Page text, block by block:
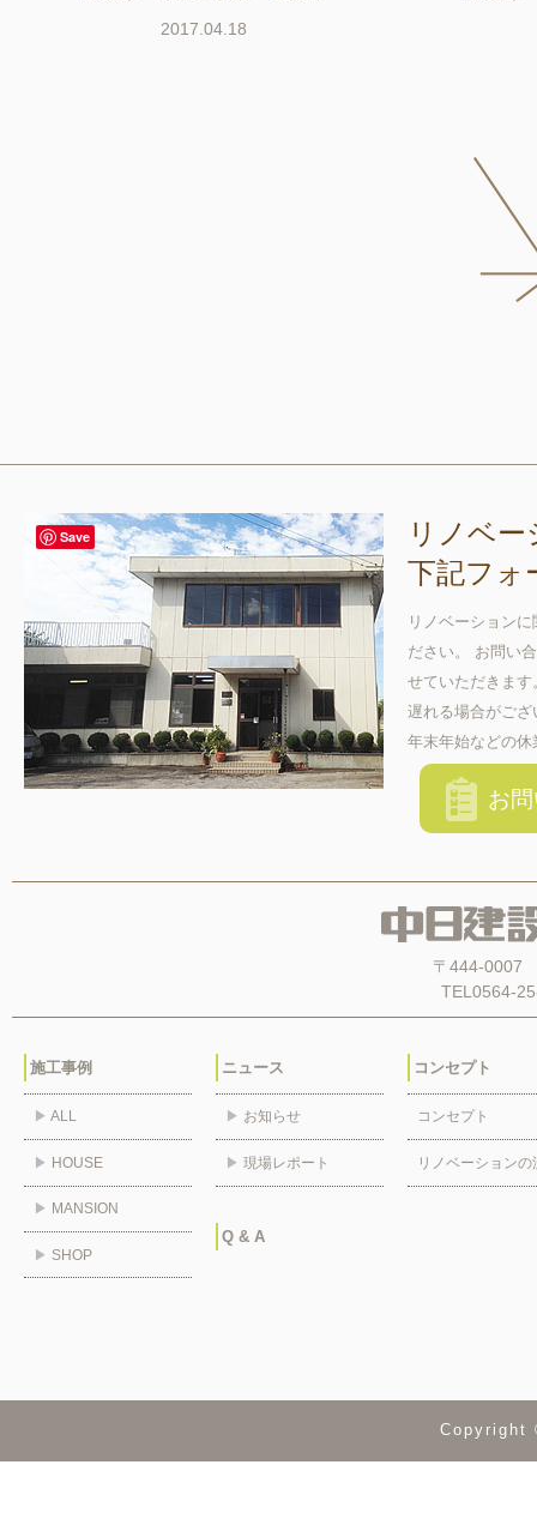
2017.04.18
リノベ
下記フォ
リノベーション
ださい。 お問い
せていただきま
遅れる場合がござ
年末年始などの
お問
〒444-0007
TEL0564-
施工事例
▶ ALL
▶ HOUSE
▶ MANSION
▶ SHOP
ニュース
▶ お知らせ
▶ 現場レポート
Q & A
コンセプト
コンセプト
リノベーションの
Copyright
Save